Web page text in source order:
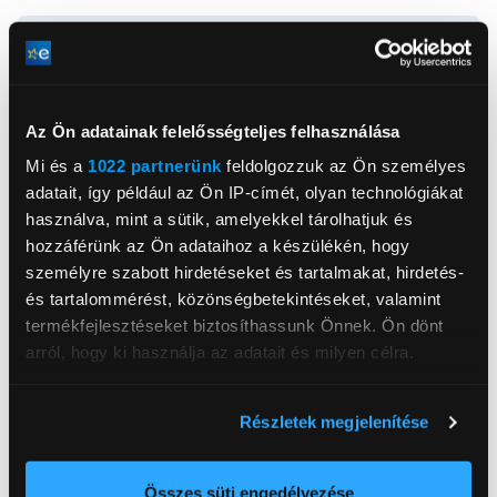
Az Ön adatainak felelősségteljes felhasználása
Mi és a 1022 partnerünk feldolgozzuk az Ön személyes
adatait, így például az Ön IP-címét, olyan technológiákat
használva, mint a sütik, amelyekkel tárolhatjuk és
hozzáférünk az Ön adataihoz a készülékén, hogy
személyre szabott hirdetéseket és tartalmakat, hirdetés-
és tartalommérést, közönségbetekintéseket, valamint
termékfejlesztéseket biztosíthassunk Önnek. Ön dönt
arról, hogy ki használja az adatait és milyen célra.
elhelyezkedéséről pár méteres pontossággal
Az Ön készülékén beazonosítása annak konkrét
Részletek megjelenítése
Összes süti engedélyezése
Samsung Electronics Magyar Zrt.
www.samsung.com/hu/
Memóriaméret RAM
8GB
Háttértár
128 GB
1080x2340